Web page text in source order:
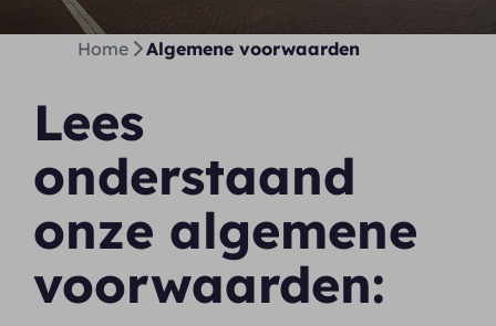
Home Algemene voorwaarden
Lees
onderstaand
onze algemene
voorwaarden: